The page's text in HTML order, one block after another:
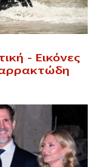
– Εικόνες